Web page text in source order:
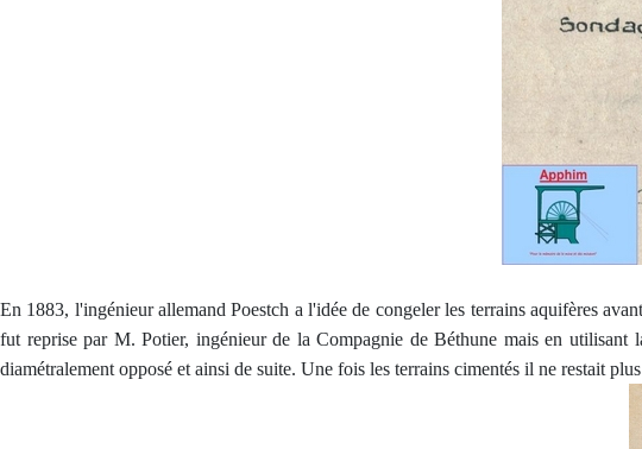
En 1883, l'ingénieur allemand Poestch a l'idée de congeler les terrains aquifères
fut reprise par M. Potier, ingénieur de la Compagnie de Béthune mais en
diamétralement opposé et ainsi de suite. Une fois les terrains cimentés il ne restait